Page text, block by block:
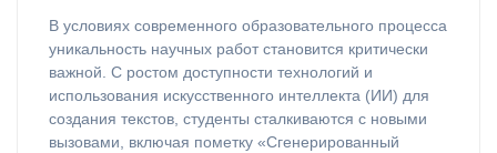
В условиях современного образовательного процесса
уникальность научных работ становится критически
важной. С ростом доступности технологий и
использования искусственного интеллекта (ИИ) для
создания текстов, студенты сталкиваются с новыми
вызовами, включая пометку «Сгенерированный